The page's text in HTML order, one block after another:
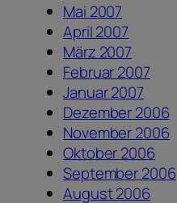
Mai 2007
April 2007
März 2007
Februar 2007
Januar 2007
Dezember 2006
November 2006
Oktober 2006
September 2006
August 2006